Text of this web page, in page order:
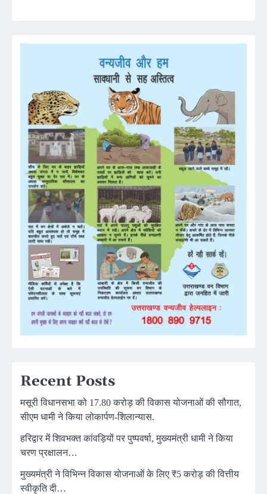
Recent Posts
मसूरी विधानसभा को 17.80 करोड़ की विकास योजनाओं की सौगात,
सीएम धामी ने किया लोकार्पण-शिलान्यास.
हरिद्वार में शिवभक्त कांवड़ियों पर पुष्पवर्षा, मुख्यमंत्री धामी ने किया
चरण प्रक्षालन…
मुख्यमंत्री ने विभिन्न विकास योजनाओं के लिए ₹5 करोड़ की वित्तीय
स्वीकृति दी…